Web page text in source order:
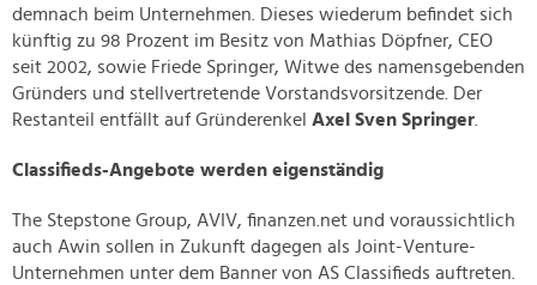
demnach beim Unternehmen. Dieses wiederum befindet sich
künftig zu 98 Prozent im Besitz von Mathias Döpfner, CEO
seit 2002, sowie Friede Springer, Witwe des namensgebenden
Gründers und stellvertretende Vorstandsvorsitzende. Der
Restanteil entfällt auf Gründerenkel Axel Sven Springer
Classifieds-Angebote werden eigenständig
The Stepstone Group, AVIV, finanzen.net und voraussichtlich
auch Awin sollen in Zukunft dagegen als Joint-Venture-
Unternehmen unter dem Banner von AS Classifieds auftreten.